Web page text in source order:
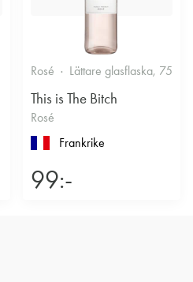
Friskt & Bärigt
Rosé Lättare glasflaska, 750ml
This is The Bitch
Rosé
Frankrike
99:-